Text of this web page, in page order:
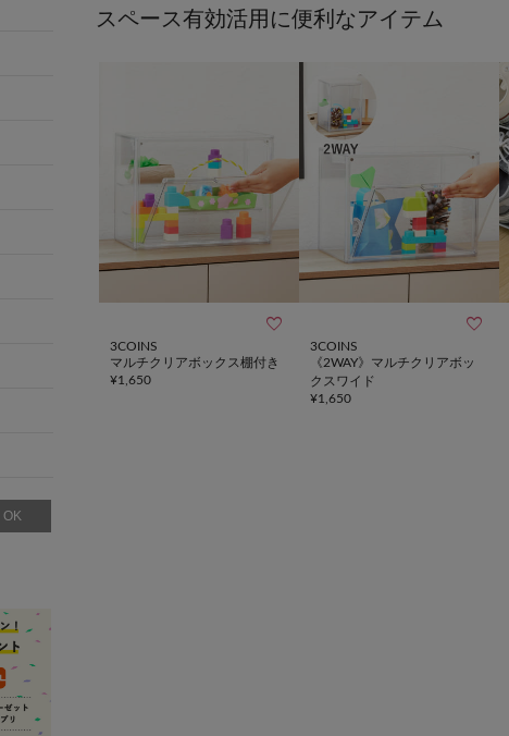
スペース有効活用に便利なアイテム

3COINS
マルチクリアボックス棚付き
¥1,650

3COINS
《2WAY》マルチクリアボッ
クスワイド
¥1,650
OK